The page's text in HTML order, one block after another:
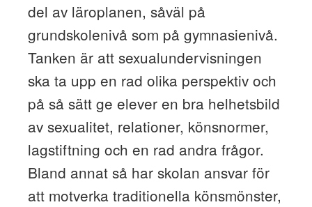
del av läroplanen, såväl på
grundskolenivå som på gymnasienivå.
Tanken är att sexualundervisningen
ska ta upp en rad olika perspektiv och
på så sätt ge elever en bra helhetsbild
av sexualitet, relationer, könsnormer,
lagstiftning och en rad andra frågor.
Bland annat så har skolan ansvar för
att motverka traditionella könsmönster,